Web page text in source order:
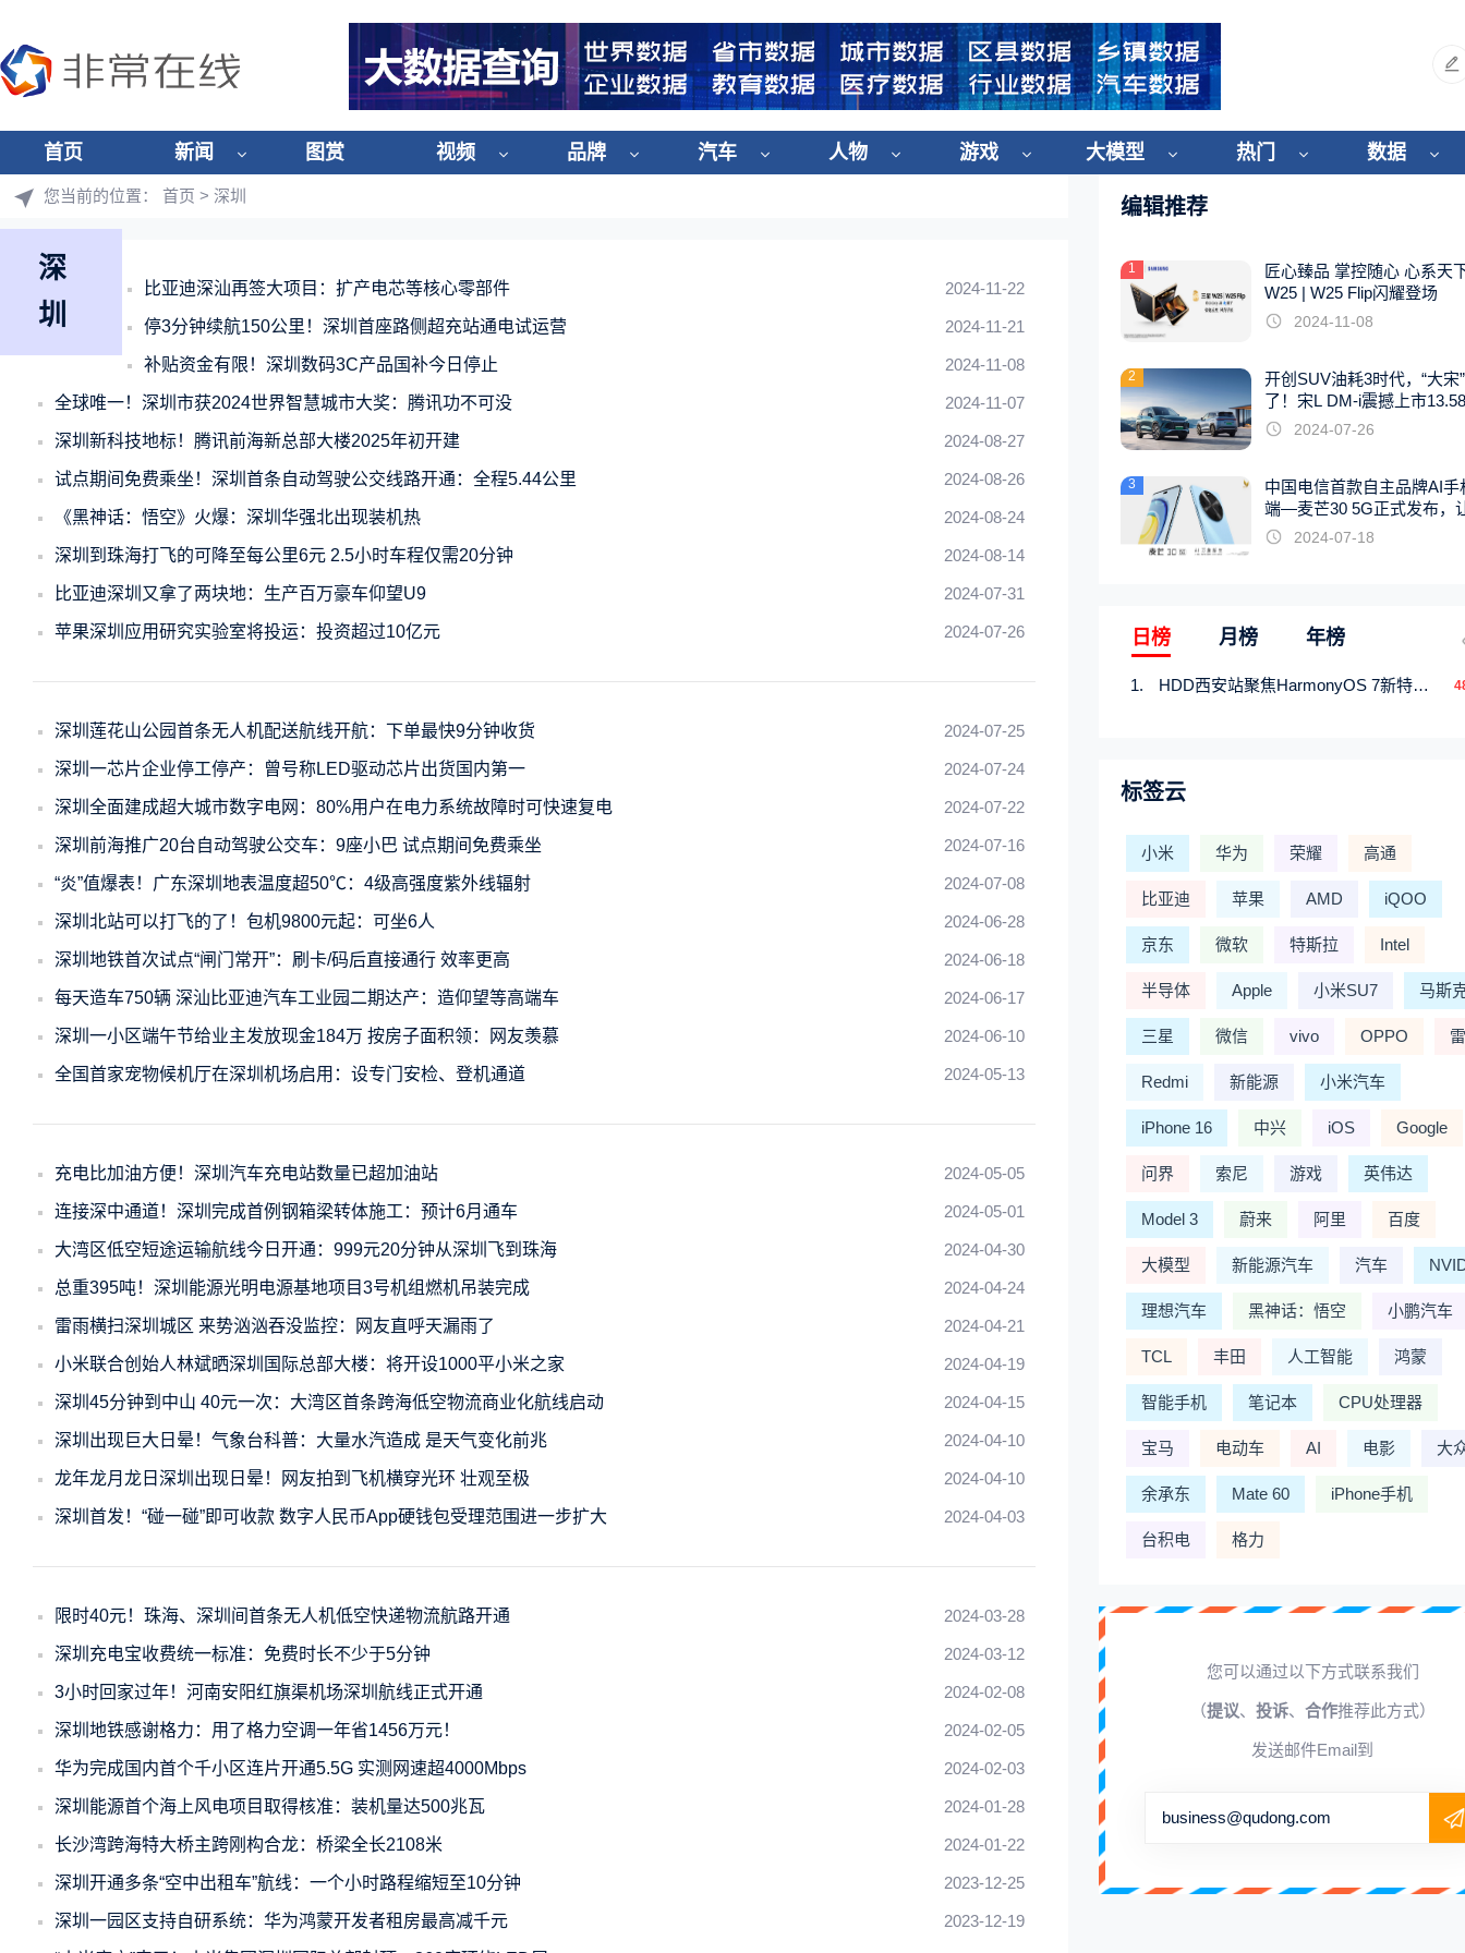
首页 新闻 图赏 视频 品牌 汽车 人物 游戏 大模型 热门 数据
您当前的位置： 首页 > 深圳
深
圳
2024-11-22
比亚迪深汕再签大项目：扩产电芯等核心零部件
2024-11-21
停3分钟续航150公里！深圳首座路侧超充站通电试运营
2024-11-08
补贴资金有限！深圳数码3C产品国补今日停止
2024-11-07
全球唯一！深圳市获2024世界智慧城市大奖：腾讯功不可没
2024-08-27
深圳新科技地标！腾讯前海新总部大楼2025年初开建
2024-08-26
试点期间免费乘坐！深圳首条自动驾驶公交线路开通：全程5.44公里
2024-08-24
《黑神话：悟空》火爆：深圳华强北出现装机热
2024-08-14
深圳到珠海打飞的可降至每公里6元 2.5小时车程仅需20分钟
2024-07-31
比亚迪深圳又拿了两块地：生产百万豪车仰望U9
2024-07-26
苹果深圳应用研究实验室将投运：投资超过10亿元
2024-07-25
深圳莲花山公园首条无人机配送航线开航：下单最快9分钟收货
2024-07-24
深圳一芯片企业停工停产：曾号称LED驱动芯片出货国内第一
2024-07-22
深圳全面建成超大城市数字电网：80%用户在电力系统故障时可快速复电
2024-07-16
深圳前海推广20台自动驾驶公交车：9座小巴 试点期间免费乘坐
2024-07-08
“炎”值爆表！广东深圳地表温度超50℃：4级高强度紫外线辐射
2024-06-28
深圳北站可以打飞的了！包机9800元起：可坐6人
2024-06-18
深圳地铁首次试点“闸门常开”：刷卡/码后直接通行 效率更高
2024-06-17
每天造车750辆 深汕比亚迪汽车工业园二期达产：造仰望等高端车
2024-06-10
深圳一小区端午节给业主发放现金184万 按房子面积领：网友羡慕
2024-05-13
全国首家宠物候机厅在深圳机场启用：设专门安检、登机通道
2024-05-05
充电比加油方便！深圳汽车充电站数量已超加油站
2024-05-01
连接深中通道！深圳完成首例钢箱梁转体施工：预计6月通车
2024-04-30
大湾区低空短途运输航线今日开通：999元20分钟从深圳飞到珠海
2024-04-24
总重395吨！深圳能源光明电源基地项目3号机组燃机吊装完成
2024-04-21
雷雨横扫深圳城区 来势汹汹吞没监控：网友直呼天漏雨了
2024-04-19
小米联合创始人林斌晒深圳国际总部大楼：将开设1000平小米之家
2024-04-15
深圳45分钟到中山 40元一次：大湾区首条跨海低空物流商业化航线启动
2024-04-10
深圳出现巨大日晕！气象台科普：大量水汽造成 是天气变化前兆
2024-04-10
龙年龙月龙日深圳出现日晕！网友拍到飞机横穿光环 壮观至极
2024-04-03
深圳首发！“碰一碰”即可收款 数字人民币App硬钱包受理范围进一步扩大
2024-03-28
限时40元！珠海、深圳间首条无人机低空快递物流航路开通
2024-03-12
深圳充电宝收费统一标准：免费时长不少于5分钟
2024-02-08
3小时回家过年！河南安阳红旗渠机场深圳航线正式开通
2024-02-05
深圳地铁感谢格力：用了格力空调一年省1456万元！
2024-02-03
华为完成国内首个千小区连片开通5.5G 实测网速超4000Mbps
2024-01-28
深圳能源首个海上风电项目取得核准：装机量达500兆瓦
2024-01-22
长沙湾跨海特大桥主跨刚构合龙：桥梁全长2108米
2023-12-25
深圳开通多条“空中出租车”航线：一个小时路程缩短至10分钟
2023-12-19
深圳一园区支持自研系统：华为鸿蒙开发者租房最高减千元
编辑推荐
1
匠心臻品 掌控随心 心系天
W25 | W25 Flip闪耀登场
2024-11-08
2
开创SUV油耗3时代，“大宋
了！宋L DM-i震撼上市
起
2024-07-26
3
中国电信首款自主品牌AI手
端—麦芒30 5G正式发布，
触手可及2024-07-18
日榜 月榜 年榜
HDD西安站聚焦HarmonyOS 7新特性，解锁从互联到智能的应用开发新范式
标签云
小米 华为 荣耀 高通
比亚迪 苹果 AMD iQOO
京东 微软 特斯拉 Intel
半导体 Apple 小米SU7 马斯
三星 微信 vivo OPPO
Redmi 新能源 小米汽车
iPhone 16 中兴 iOS Google
问界 索尼 游戏 英伟达
Model 3 蔚来 阿里 百度
大模型 新能源汽车 汽车
理想汽车 黑神话：悟空 小鹏汽车
TCL 丰田 人工智能 鸿蒙
智能手机 笔记本 CPU处理器
宝马 电动车 AI 电影 大
余承东 Mate 60 iPhone手机
台积电 格力
您可以通过以下方式联系我们
（提议、 投诉、 合作推荐此方式）
发送邮件Email到
business@qudong.com